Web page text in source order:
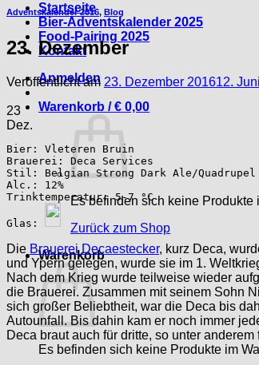
Startseite
Bier-Adventskalender 2025
Food-Pairing 2025
Kontakt
Anmelden
Warenkorb /€ 0,00
Es befinden sich keine Produkte
Zurück zum Shop
Warenkorb
Es befinden sich keine Produkte im
Adventskalender 2016, Blog
23. Dezember
Veröffentlicht am 23. Dezember 201612.
23
Dez.
Bier: Vleteren Bruin
Brauerei: Deca Services
Stil: Belgian Strong Dark Ale/Quadrupel
Alc.: 12%
Trinktemperatur: 5-7 °C
Glas:
Die Brauerei Decaestecker, kurz Deca,
und Ypern gelegen, wurde sie im 1.
Nach dem Krieg wurde teilweise wieder
die Brauerei. Zusammen mit seinem Sohn
sich großer Beliebtheit, war die Deca bis
Autounfall. Bis dahin kam er noch immer
Deca braut auch für dritte, so unter